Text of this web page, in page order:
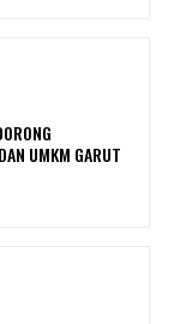
UMKM GARUT